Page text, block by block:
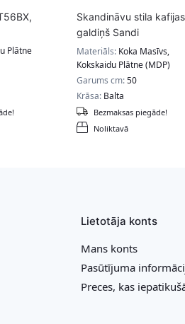
Plātne
Skandināvu stila kafijas
galdiņš Sandi
90x55x50cm, balts
Materiāls: Koka Masīvs,
Kokskaidu Plātne (MDP)
Garums cm:50
Krāsa: Balta
Noliktavā
Bezmaksas piegāde!
Lietotāja konts
Mans konts
Pasūtījuma
Preces, kas